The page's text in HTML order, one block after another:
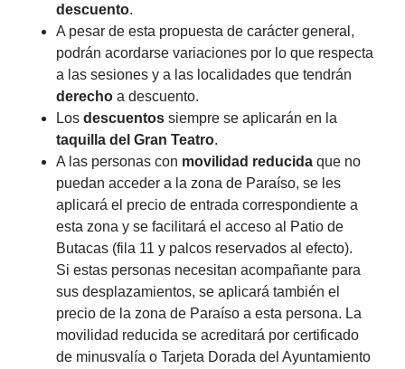
descuento.
A pesar de esta propuesta de carácter general,
podrán acordarse variaciones por lo que respecta
a las sesiones y a las localidades que tendrán
derecho a descuento.
Los descuentos siempre se aplicarán en la
taquilla del Gran Teatro.
A las personas con movilidad reducida que no
puedan acceder a la zona de Paraíso, se les
aplicará el precio de entrada correspondiente a
esta zona y se facilitará el acceso al Patio de
Butacas (fila 11 y palcos reservados al efecto).
Si estas personas necesitan acompañante para
sus desplazamientos, se aplicará también el
precio de la zona de Paraíso a esta persona. La
movilidad reducida se acreditará por certificado
de minusvalía o Tarjeta Dorada del Ayuntamiento